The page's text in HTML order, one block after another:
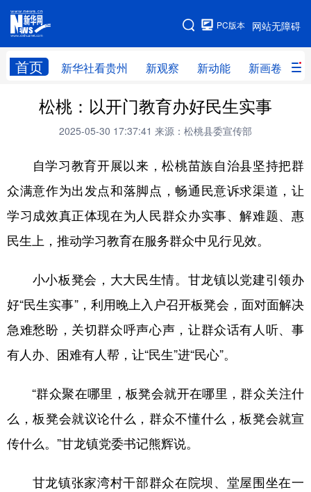
网站无障碍
PC版本
首页 新华社看贵州 新观察 新动能 新画卷
网站地图
新华社看贵州 新观察 新动能 新画卷
贵州要闻 贵州领导 人事
专题 访谈 直播 视频
畅游贵州 数字贵州 律动贵州 健康贵州
光影贵州 部门之窗 县区直达 企业速递
融媒联播 贵阳 遵义 安顺
六盘水 毕节 铜仁 黔东南
黔南 黔西南
地方频道
北京 天津 河北 山西
辽宁 吉林 上海 江苏
浙江 安徽 福建
山东 河南 湖北 湖南
松桃：以开门教育办好民生实事
2025-05-30 17:37:41 来源：松桃县委宣传部
自学习教育开展以来，松桃苗族自治县坚持把群
众满意作为出发点和落脚点，畅通民意诉求渠道，让
学习成效真正体现在为人民群众办实事、解难题、惠
民生上，推动学习教育在服务群众中见行见效。
小小板凳会，大大民生情。甘龙镇以党建引领办
好“民生实事”，利用晚上入户召开板凳会，面对面解决
急难愁盼，关切群众呼声心声，让群众话有人听、事
有人办、困难有人帮，让“民生”进“民心”。
“群众聚在哪里，板凳会就开在哪里，群众关注什
么，板凳会就议论什么，群众不懂什么，板凳会就宣
传什么。”甘龙镇党委书记熊辉说。
甘龙镇张家湾村干部群众在院坝、堂屋围坐在一